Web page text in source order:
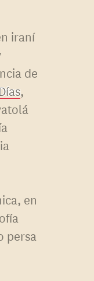
iraní
de
,
en
persa